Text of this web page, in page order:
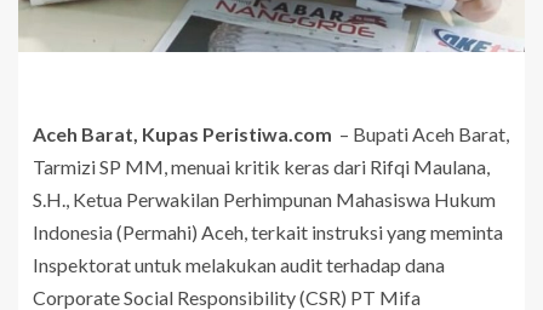
Aceh Barat, Kupas Peristiwa.com – Bupati Aceh Barat,
Tarmizi SP MM, menuai kritik keras dari Rifqi Maulana,
S.H., Ketua Perwakilan Perhimpunan Mahasiswa Hukum
Indonesia (Permahi) Aceh, terkait instruksi yang meminta
Inspektorat untuk melakukan audit terhadap dana
Corporate Social Responsibility (CSR) PT Mifa